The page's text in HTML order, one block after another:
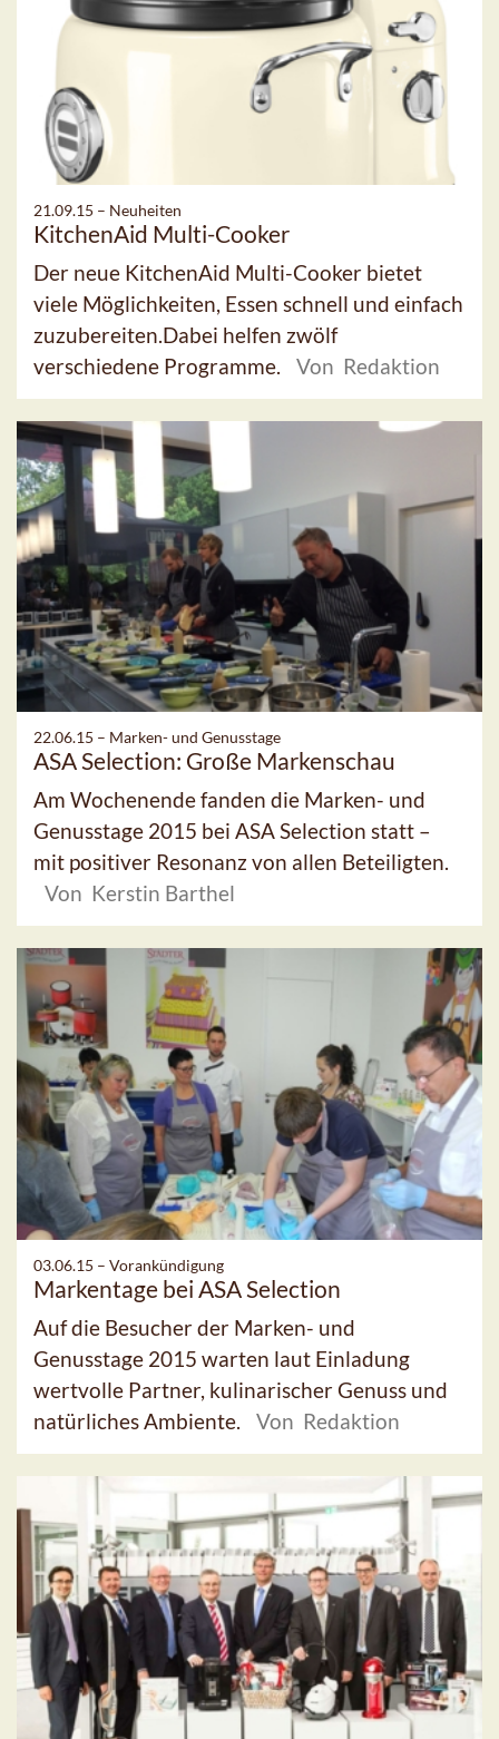
21.09.15 – Neuheiten
KitchenAid Multi-Cooker
Der neue KitchenAid Multi-Cooker bietet
viele Möglichkeiten, Essen schnell und einfach
zuzubereiten.Dabei helfen zwölf
verschiedene Programme.
Von Redaktion
22.06.15 – Marken- und Genusstage
ASA Selection: Große Markenschau
Am Wochenende fanden die Marken- und
Genusstage 2015 bei ASA Selection statt –
mit positiver Resonanz von allen Beteiligten.
Von Kerstin Barthel
03.06.15 – Vorankündigung
Markentage bei ASA Selection
Auf die Besucher der Marken- und
Genusstage 2015 warten laut Einladung
wertvolle Partner, kulinarischer Genuss und
natürliches Ambiente.
Von Redaktion